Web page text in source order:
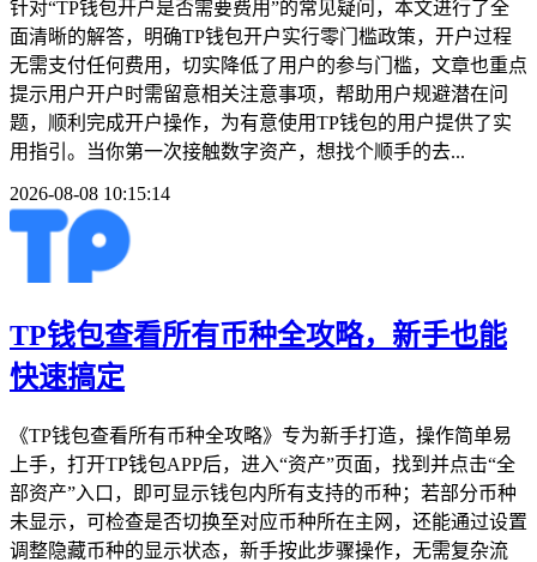
针对“TP钱包开户是否需要费用”的常见疑问，本文进行了全
面清晰的解答，明确TP钱包开户实行零门槛政策，开户过程
无需支付任何费用，切实降低了用户的参与门槛，文章也重点
提示用户开户时需留意相关注意事项，帮助用户规避潜在问
题，顺利完成开户操作，为有意使用TP钱包的用户提供了实
用指引。当你第一次接触数字资产，想找个顺手的去...
2026-08-08 10:15:14
TP钱包查看所有币种全攻略，新手也能
快速搞定
《TP钱包查看所有币种全攻略》专为新手打造，操作简单易
上手，打开TP钱包APP后，进入“资产”页面，找到并点击“全
部资产”入口，即可显示钱包内所有支持的币种；若部分币种
未显示，可检查是否切换至对应币种所在主网，还能通过设置
调整隐藏币种的显示状态，新手按此步骤操作，无需复杂流